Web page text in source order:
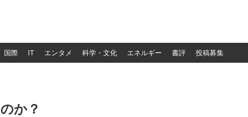
国際 IT エンタメ 科学・文化 エネルギー 書評 投稿募集
か？